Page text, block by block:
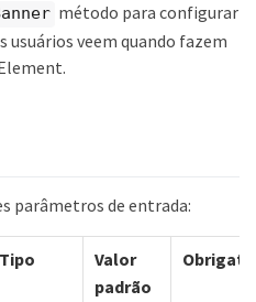
método para configurar
usuários veem quando fazem
parâmetros de entrada:
Tipo
Valor
padrão